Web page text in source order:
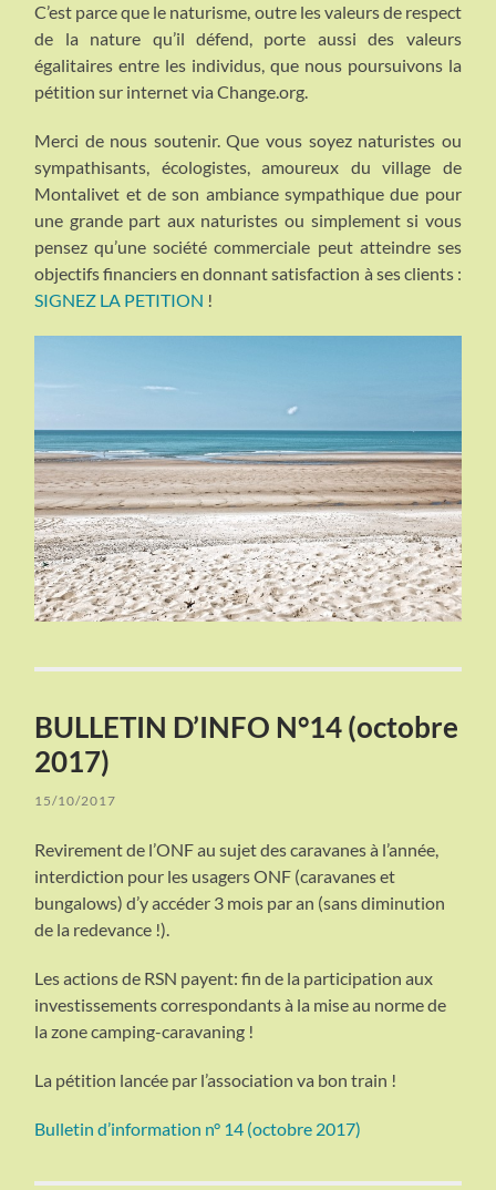
C’est parce que le naturisme, outre les valeurs de respect
de la nature qu’il défend, porte aussi des valeurs
égalitaires entre les individus, que nous poursuivons la
pétition sur internet via Change.org.
Merci de nous soutenir. Que vous soyez naturistes ou
sympathisants, écologistes, amoureux du village de
Montalivet et de son ambiance sympathique due pour
une grande part aux naturistes ou simplement si vous
pensez qu’une société commerciale peut atteindre ses
objectifs financiers en donnant satisfaction à ses clients :
SIGNEZ LA PETITION !
BULLETIN D’INFO N°14 (octobre
2017)
15/10/2017
Revirement de l’ONF au sujet des caravanes à l’année,
interdiction pour les usagers ONF (caravanes et
bungalows) d’y accéder 3 mois par an (sans diminution
de la redevance !).
Les actions de RSN payent: fin de la participation aux
investissements correspondants à la mise au norme de
la zone camping-caravaning !
La pétition lancée par l’association va bon train !
Bulletin d’information n° 14 (octobre 2017)